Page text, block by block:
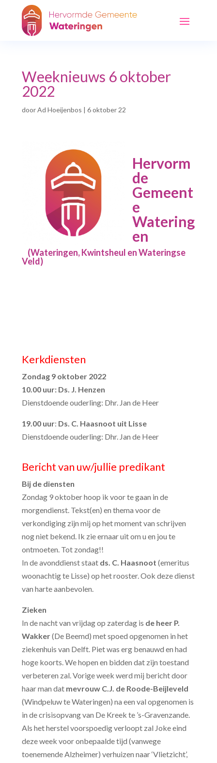
Weeknieuws 6 oktober
2022
doorAd Hoeijenbos | 6 oktober 22
Hervorm
de
Gemeent
e
Watering
en
(Wateringen, Kwintsheul en Wateringse
Veld)
Kerkdiensten
Zondag 9 oktober 2022
10.00 uur: Ds. J. Henzen
Dienstdoende ouderling: Dhr. Jan de Heer
19.00 uur: Ds. C. Haasnoot uit Lisse
Dienstdoende ouderling: Dhr. Jan de Heer
Bericht van uw/jullie predikant
Bij de diensten
Zondag 9 oktober hoop ik voor te gaan in de
morgendienst. Tekst(en) en thema voor de
verkondiging zijn mij op het moment van schrijven
nog niet bekend. Ik zie ernaar uit om u en jou te
ontmoeten. Tot zondag!!
In de avonddienst staat ds. C. Haasnoot (emeritus
woonachtig te Lisse) op het rooster. Ook deze dienst
van harte aanbevolen.
Zieken
In de nacht van vrijdag op zaterdag is de heer P.
Wakker(De Beemd) met spoed opgenomen in het
ziekenhuis van Delft. Piet was erg benauwd en had
hoge koorts. We hopen en bidden dat zijn toestand
verbeteren zal. Vorige week werd mij bericht door
haar man dat mevrouw C.J. de Roode-Beijleveld
(Windpeluw te Wateringen) na een val opgenomen is
in de crisisopvang van De Kreek te ’s-Gravenzande.
Als het herstel voorspoedig verloopt zal Joke eind
deze week voor onbepaalde tijd (vanwege
toenemende Alzheimer) verhuizen naar ‘Vlietzicht’,